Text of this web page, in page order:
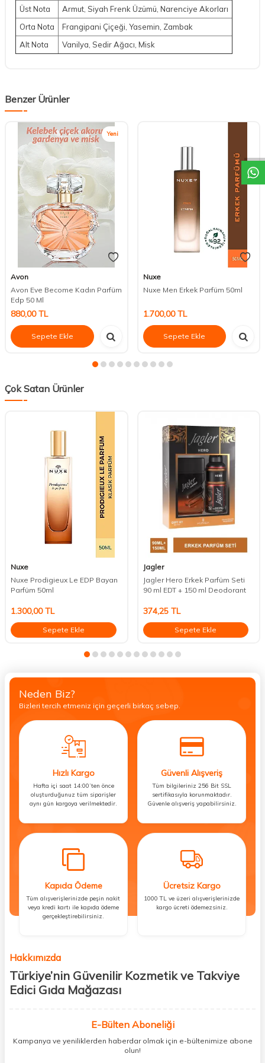
Üst Nota
Armut, Siyah Frenk Üzümü, Narenciye Akorları
Orta Nota
Frangipani Çiçeği, Yasemin, Zambak
Alt Nota
Vanilya, Sedir Ağacı, Misk
Benzer Ürünler
Yeni
Avon
Avon Eve Become Kadın Parfüm
Edp 50 Ml
880,00TL
Sepete Ekle
Nuxe
Nuxe Men Erkek Parfüm 50ml
1.700,00TL
Sepete Ekle
Çok Satan Ürünler
Nuxe
Nuxe Prodigieux Le EDP Bayan
Parfüm 50ml
1.300,00TL
Sepete Ekle
Jagler
Jagler Hero Erkek Parfüm Seti
90 ml EDT + 150 ml Deodorant
374,25TL
Sepete Ekle
Neden Biz?
Bizleri tercih etmeniz için geçerli birkaç sebep.
Hızlı Kargo
Hafta içi saat 14:00’ten önce
oluşturduğunuz tüm siparişler
aynı gün kargoya verilmektedir.
Güvenli Alışveriş
Tüm bilgileriniz 256 Bit SSL
sertifikasıyla korunmaktadır.
Güvenle alışveriş yapabilirsiniz.
Kapıda Ödeme
Tüm alışverişlerinizde peşin nakit
veya kredi kartı ile kapıda ödeme
gerçekleştirebilirsiniz.
Ücretsiz Kargo
1000 TL ve üzeri alışverişlerinizde
kargo ücreti ödemezsiniz.
Hakkımızda
Türkiye’nin Güvenilir Kozmetik ve Takviye
Edici Gıda Mağazası
kişisel bakım hem de takviye edici gıda ürünlerini sizlerle
buluşturuyoruz. Artık mağaza mağaza dolaşmanıza gerek yok;
ihtiyacınız olan her şeyi tek bir çatı altında topluyor ve kapınıza kadar
E-Bülten Aboneliği
Kampanya ve yeniliklerden haberdar olmak için e-bültenimize abone
olun!